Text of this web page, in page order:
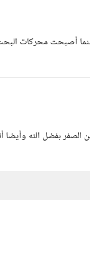
الصفر بفضل الله